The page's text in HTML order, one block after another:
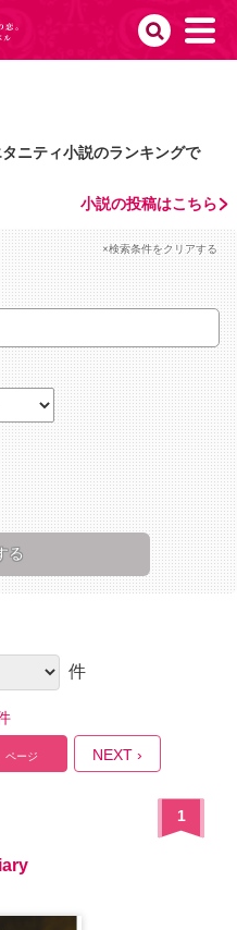
ニティ小説のランキングで
小説の投稿はこちら
×検索条件をクリアする
件
ページ NEXT ›
1